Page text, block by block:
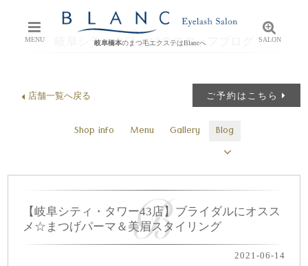
MENU 岐阜橋本のまつ毛エクステはBlancへ SALON
岐阜シティタワー43のスタッフブログ
ご予約はこちら
店舗一覧へ戻る
Shop info Menu Gallery Blog
【岐阜シティ・タワー43店】ブライダルにオスス
メ☆まつげパーマ＆美眉スタイリング
2021-06-14